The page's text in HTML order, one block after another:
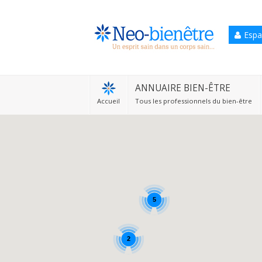
Accueil
ANNUAIRE BIEN-ÊTRE
Tous les professionnels du bien-être
5
2